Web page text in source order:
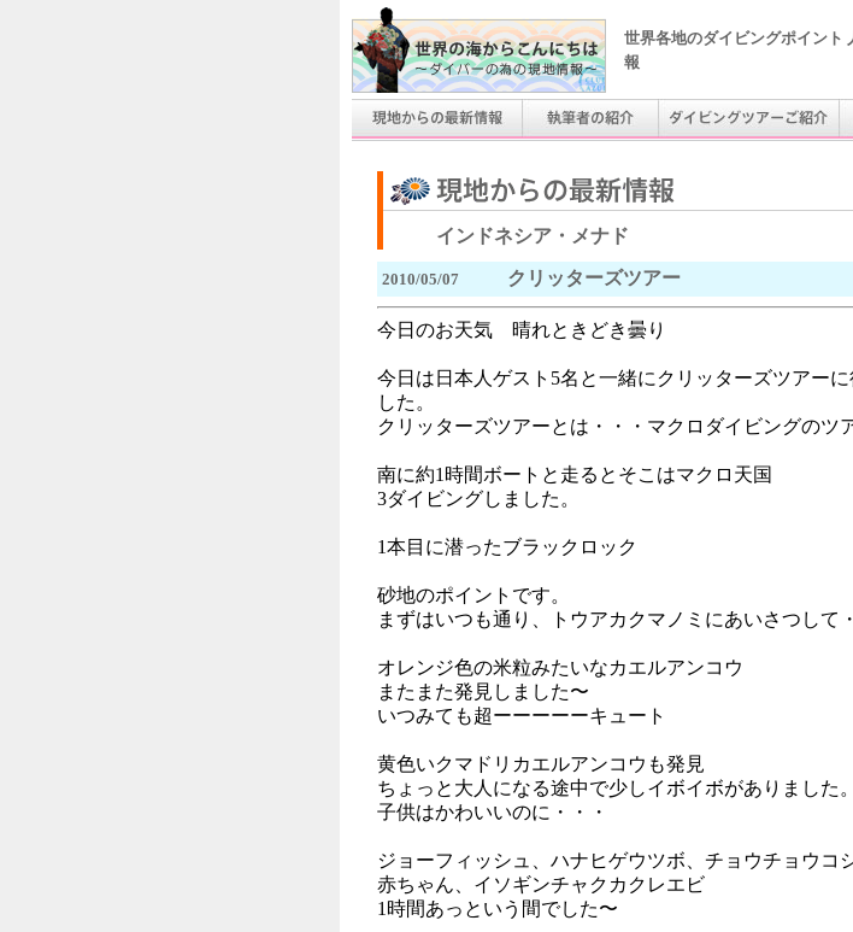
世界各地のダイビングポイント
報
インドネシア・メナド
2010/05/07 クリッターズツアー
今日のお天気 晴れときどき曇り
今日は日本人ゲスト5名と一緒にクリッターズツアーに
した。
クリッターズツアーとは・・・マクロダイビングのツ
南に約1時間ボートと走るとそこはマクロ天国
3ダイビングしました。
1本目に潜ったブラックロック
砂地のポイントです。
まずはいつも通り、トウアカクマノミにあいさつして
オレンジ色の米粒みたいなカエルアンコウ
またまた発見しました〜
いつみても超ーーーーーキュート
黄色いクマドリカエルアンコウも発見
ちょっと大人になる途中で少しイボイボがありました。
子供はかわいいのに・・・
ジョーフィッシュ、ハナヒゲウツボ、チョウチョウコ
赤ちゃん、イソギンチャクカクレエビ
1時間あっという間でした〜